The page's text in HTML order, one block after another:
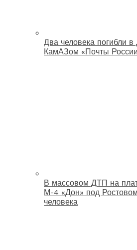
Два человека погибли
КамАЗом «Почты
В массовом ДТП на
М-4 «Дон» под
человека